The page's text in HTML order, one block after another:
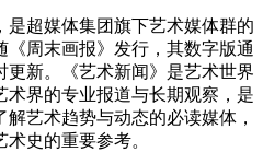
是超媒体集团旗下艺术媒体群的
周末画报》发行，其数字版通
更新。《艺术新闻》是艺术世界
术界的专业报道与长期观察，是
艺术趋势与动态的必读媒体，
史的重要参考。